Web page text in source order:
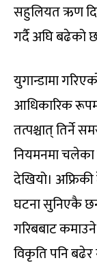
सहुलियत ऋण
गर्दै अघि बढेको
युगान्डामा
आधिकारिक
तत्पश्चात् तिर्ने
नियमनमा
देखियो।
घटना सुनिएकै
गरिबबाट
विकृति पनि